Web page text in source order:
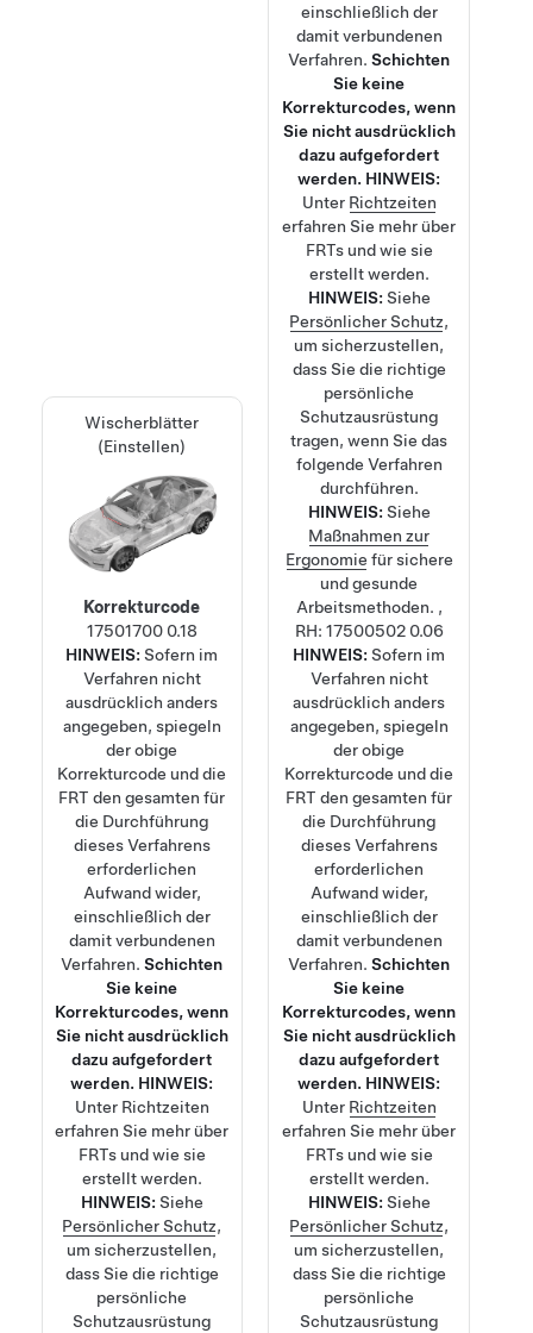
Wischerblätter
(Einstellen)
Korrekturcode
17501700 0.18
HINWEIS:Sofern im
Verfahren nicht
ausdrücklich anders
angegeben, spiegeln
der obige
Korrekturcode und die
FRT den gesamten für
die Durchführung
dieses Verfahrens
erforderlichen
Aufwand wider,
einschließlich der
damit verbundenen
Verfahren.Schichten
Sie keine
Korrekturcodes, wenn
Sie nicht ausdrücklich
dazu aufgefordert
werden. HINWEIS:
Unter Richtzeiten
erfahren Sie mehr über
FRTs und wie sie
erstellt werden.
HINWEIS: Siehe
Persönlicher Schutz,
um sicherzustellen,
dass Sie die richtige
persönliche
Schutzausrüstung
einschließlich der
damit verbundenen
Verfahren.Schichten
Sie keine
Korrekturcodes, wenn
Sie nicht ausdrücklich
dazu aufgefordert
werden. HINWEIS:
Unter Richtzeiten
erfahren Sie mehr über
FRTs und wie sie
erstellt werden.
HINWEIS: Siehe
Persönlicher Schutz,
um sicherzustellen,
dass Sie die richtige
persönliche
Schutzausrüstung
tragen, wenn Sie das
folgende Verfahren
durchführen.
HINWEIS: Siehe
Maßnahmen zur
Ergonomie für sichere
und gesunde
Arbeitsmethoden. ,
RH: 17500502 0.06
HINWEIS:Sofern im
Verfahren nicht
ausdrücklich anders
angegeben, spiegeln
der obige
Korrekturcode und die
FRT den gesamten für
die Durchführung
dieses Verfahrens
erforderlichen
Aufwand wider,
einschließlich der
damit verbundenen
Verfahren.Schichten
Sie keine
Korrekturcodes, wenn
Sie nicht ausdrücklich
dazu aufgefordert
werden. HINWEIS:
Unter Richtzeiten
erfahren Sie mehr über
FRTs und wie sie
erstellt werden.
HINWEIS: Siehe
Persönlicher Schutz,
um sicherzustellen,
dass Sie die richtige
persönliche
Schutzausrüstung